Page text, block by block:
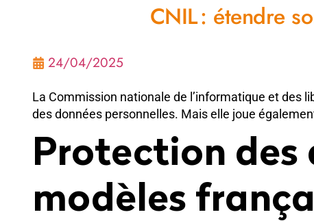
CNIL : étendre
24/04/2025
La Commission nationale de l’informatique et des
des données personnelles. Mais elle joue
Protection des
modèles